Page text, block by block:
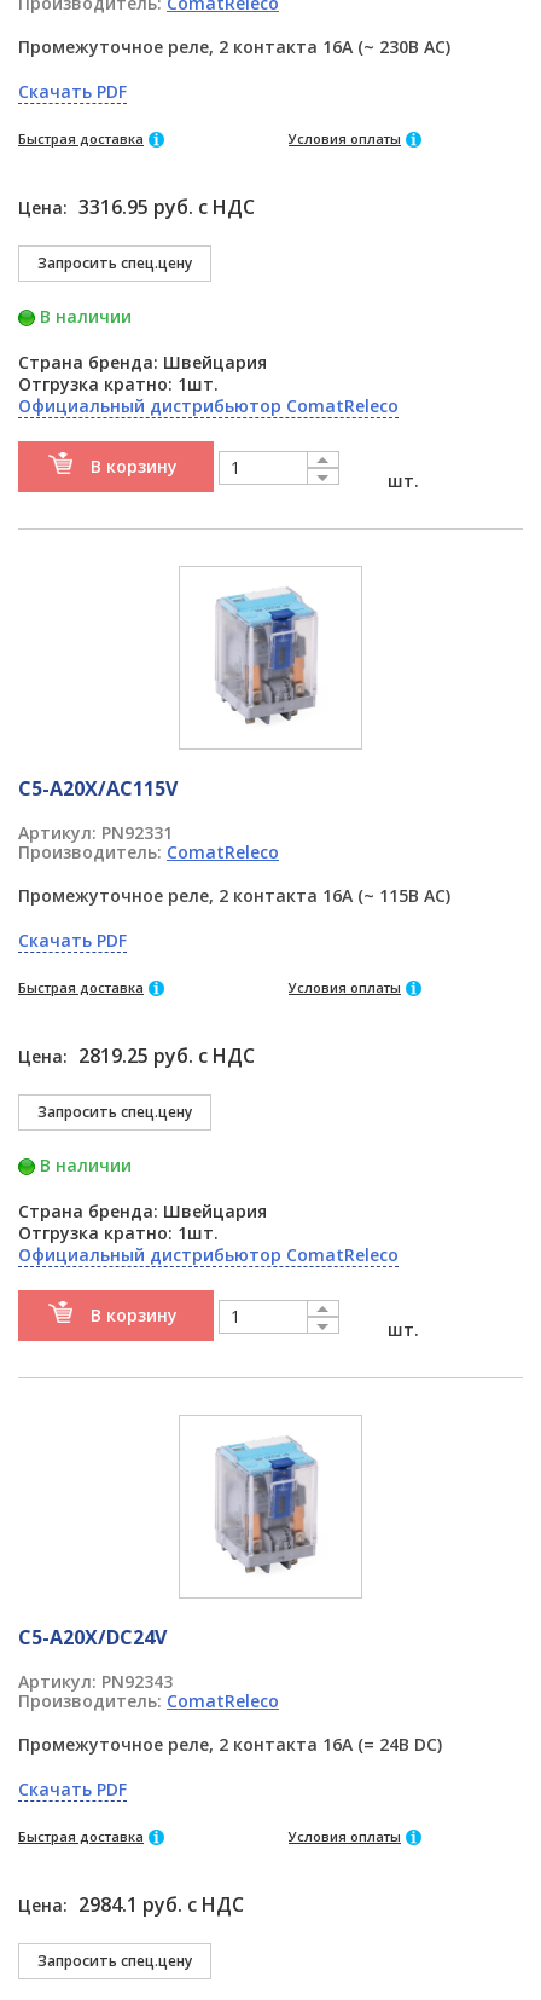
Промежуточное реле, 2 контакта 16A (~ 230В AC)
Скачать PDF
Быстрая доставка Условия оплаты
Цена: 3316.95 руб. с НДС
В наличии
Страна бренда: Швейцария
Отгрузка кратно: 1шт.
Официальный дистрибьютор ComatReleco
В корзину
шт.
C5-A20X/AC115V
Артикул: PN92331
Производитель: ComatReleco
Промежуточное реле, 2 контакта 16A (~ 115В AC)
Скачать PDF
Быстрая доставка Условия оплаты
Цена: 2819.25 руб. с НДС
В наличии
Страна бренда: Швейцария
Отгрузка кратно: 1шт.
Официальный дистрибьютор ComatReleco
В корзину
шт.
C5-A20X/DC24V
Артикул: PN92343
Производитель: ComatReleco
Промежуточное реле, 2 контакта 16A (= 24В DC)
Скачать PDF
Быстрая доставка Условия оплаты
Цена: 2984.1 руб. с НДС